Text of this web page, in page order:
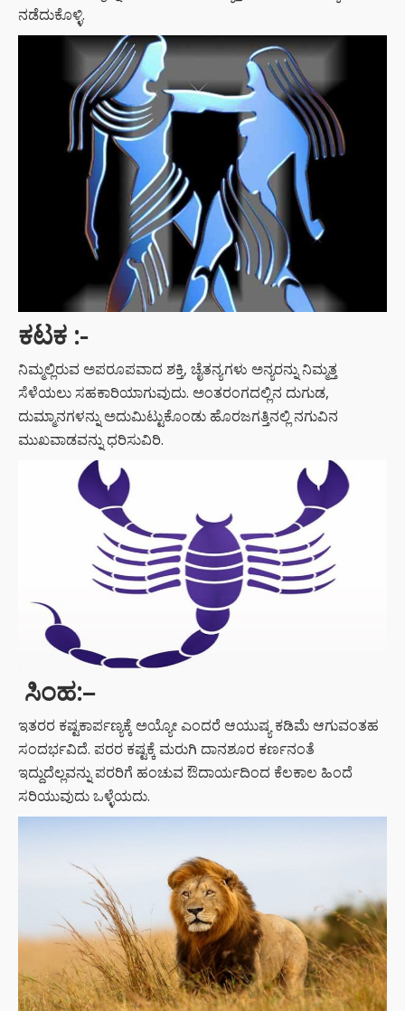
ನಡೆದುಕೊಳ್ಳಿ.
ಕಟಕ :-
ನಿಮ್ಮಲ್ಲಿರುವ ಅಪರೂಪವಾದ ಶಕ್ತಿ, ಚೈತನ್ಯಗಳು ಅನ್ಯರನ್ನು ನಿಮ್ಮತ್ತ
ಸೆಳೆಯಲು ಸಹಕಾರಿಯಾಗುವುದು. ಅಂತರಂಗದಲ್ಲಿನ ದುಗುಡ,
ದುಮ್ಮಾನಗಳನ್ನು ಅದುಮಿಟ್ಟುಕೊಂಡು ಹೊರಜಗತ್ತಿನಲ್ಲಿ ನಗುವಿನ
ಮುಖವಾಡವನ್ನು ಧರಿಸುವಿರಿ.
ಸಿಂಹ:–
ಇತರರ ಕಷ್ಟಕಾರ್ಪಣ್ಯಕ್ಕೆ ಅಯ್ಯೋ ಎಂದರೆ ಆಯುಷ್ಯ ಕಡಿಮೆ ಆಗುವಂತಹ
ಸಂದರ್ಭವಿದೆ. ಪರರ ಕಷ್ಟಕ್ಕೆ ಮರುಗಿ ದಾನಶೂರ ಕರ್ಣನಂತೆ
ಇದ್ದುದೆಲ್ಲವನ್ನು ಪರರಿಗೆ ಹಂಚುವ ಔದಾರ್ಯದಿಂದ ಕೆಲಕಾಲ ಹಿಂದೆ
ಸರಿಯುವುದು ಒಳ್ಳೆಯದು.